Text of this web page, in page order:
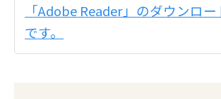
「Adobe Reader」のダウンロ
です。